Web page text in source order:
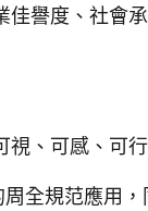
佳譽度、社會
、可感、可行
全規范應用，